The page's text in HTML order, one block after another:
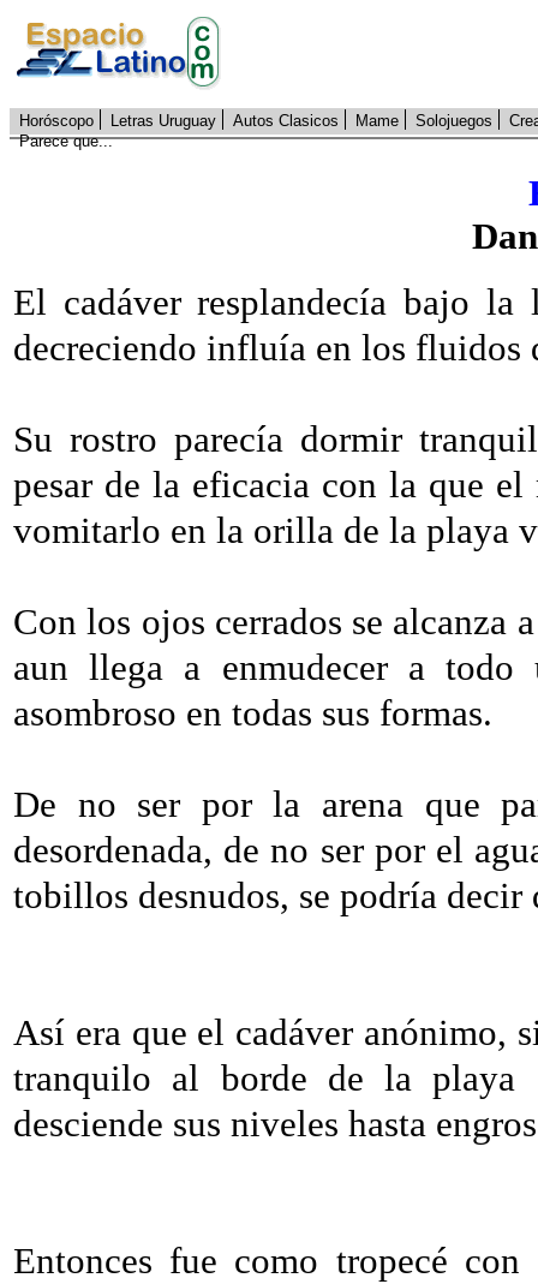
Horóscopo Letras Uruguay Autos Clasicos Mame Solojuegos
Parece que...
El cadáver resplandecía bajo
decreciendo influía en los fluidos
Su rostro parecía dormir
pesar de la eficacia con la que
vomitarlo en la orilla de la playa
Con los ojos cerrados se
aun llega a enmudecer a
asombroso en todas sus formas.
De no ser por la arena que
desordenada, de no ser por el
tobillos desnudos, se podría
Así era que el cadáver anónimo,
tranquilo al borde de la playa
desciende sus niveles hasta
Entonces fue como tropecé